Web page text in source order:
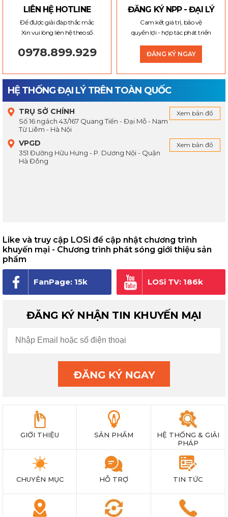
LIÊN HỆ HOTLINE
Để được giải đáp thắc mắc
Xin vui lòng liên hệ theo số
0978.899.929
ĐĂNG KÝ NPP - ĐẠI LÝ
Cam kết giá trị, bảo vệ
quyền lợi - hợp tác phát triển
ĐĂNG KÝ NGAY
HỆ THỐNG ĐẠI LÝ TRÊN TOÀN QUỐC
Xem bản đồ
TRỤ SỞ CHÍNH
Số 16 ngách 43/167 Quang Tiến - Đại Mỗ - Nam
Từ Liêm - Hà Nội
Xem bản đồ
VPGD
351 Đường Hữu Hưng - P. Dương Nội - Quận
Hà Đông
Like và truy cập LOSi để cập nhật chương trình
khuyến mại - Chương trình phát sóng giới thiệu sản
phẩm
FanPage: 15k
người theo dõi
LOSi TV: 186k
ĐĂNG KÝ NHẬN TIN KHUYẾN MẠI
GIỚI THIỆU SẢN PHẨM
HỆ THỐNG & GIẢI
PHÁP
CHUYÊN MỤC HỖ TRỢ TIN TỨC